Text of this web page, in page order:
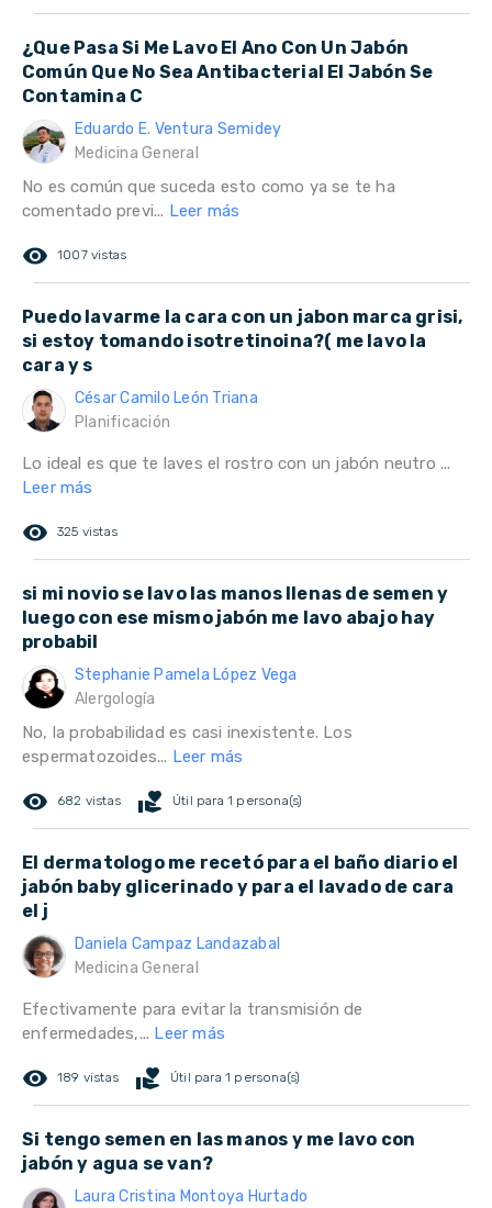
¿Que Pasa Si Me Lavo El Ano Con Un Jabón
Común Que No Sea Antibacterial El Jabón Se
Contamina C
Eduardo E. Ventura Semidey
Medicina General
No es común que suceda esto como ya se te ha
comentado previ... Leer más
remove_red_eye 1007 vistas
Puedo lavarme la cara con un jabon marca grisi,
si estoy tomando isotretinoina?( me lavo la
cara y s
César Camilo León Triana
Planificación
Lo ideal es que te laves el rostro con un jabón neutro ...
Leer más
remove_red_eye 325 vistas
si mi novio se lavo las manos llenas de semen y
luego con ese mismo jabón me lavo abajo hay
probabil
Stephanie Pamela López Vega
Alergología
No, la probabilidad es casi inexistente. Los
espermatozoides... Leer más
remove_red_eye 682 vistas volunteer_activism Útil para 1 persona(s)
El dermatologo me recetó para el baño diario el
jabón baby glicerinado y para el lavado de cara
el j
Daniela Campaz Landazabal
Medicina General
Efectivamente para evitar la transmisión de
enfermedades,... Leer más
remove_red_eye 189 vistas volunteer_activism Útil para 1 persona(s)
Si tengo semen en las manos y me lavo con
jabón y agua se van?
Laura Cristina Montoya Hurtado